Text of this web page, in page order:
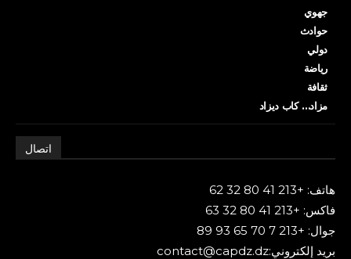
جهوي
حوادث
دولي
رياضة
ثقافة
مزاد… كاب ديزاد
اتصال
هاتف: +213 41 80 32 62
فاكس: +213 41 80 32 63
جوال: +213 7 70 65 93 89
بريد إلكتروني:contact@capdz.dz